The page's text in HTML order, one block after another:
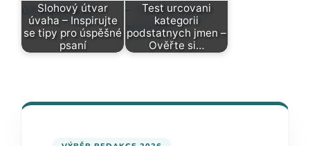
Slohový útvar
úvaha – Inspirujte
se tipy pro úspěšné
psaní
Test urcovani
kategorii
podstatnych jmen –
Ověřte si…